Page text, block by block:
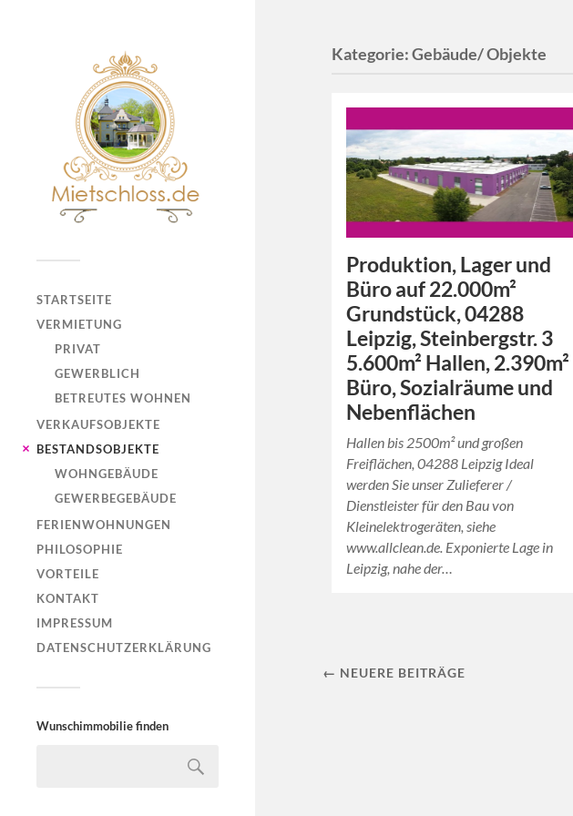
STARTSEITE
VERMIETUNG
PRIVAT
GEWERBLICH
BETREUTES WOHNEN
VERKAUFSOBJEKTE
BESTANDSOBJEKTE
WOHNGEBÄUDE
GEWERBEGEBÄUDE
FERIENWOHNUNGEN
PHILOSOPHIE
VORTEILE
KONTAKT
IMPRESSUM
DATENSCHUTZERKLÄRUNG
Wunschimmobilie finden
Kategorie:Gebäude/ Objekte
Produktion, Lager und
Büro auf 22.000m²
Grundstück, 04288
Leipzig, Steinbergstr. 3
5.600m² Hallen, 2.390m²
Büro, Sozialräume und
Nebenflächen
Hallen bis 2500m² und großen
Freiflächen, 04288 Leipzig Ideal
werden Sie unser Zulieferer /
Dienstleister für den Bau von
Kleinelektrogeräten, siehe
www.allclean.de. Exponierte Lage in
Leipzig, nahe der…
← NEUERE BEITRÄGE